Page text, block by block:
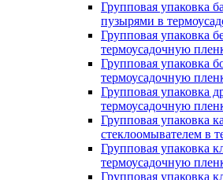
Групповая упаковка
пузырями в
Групповая упаковка
термоусадочную
Групповая упаковка
термоусадочную
Групповая упаковка
термоусадочную
Групповая упаковка
стеклоомывателем в
Групповая упаковка
термоусадочную
Групповая упаковка